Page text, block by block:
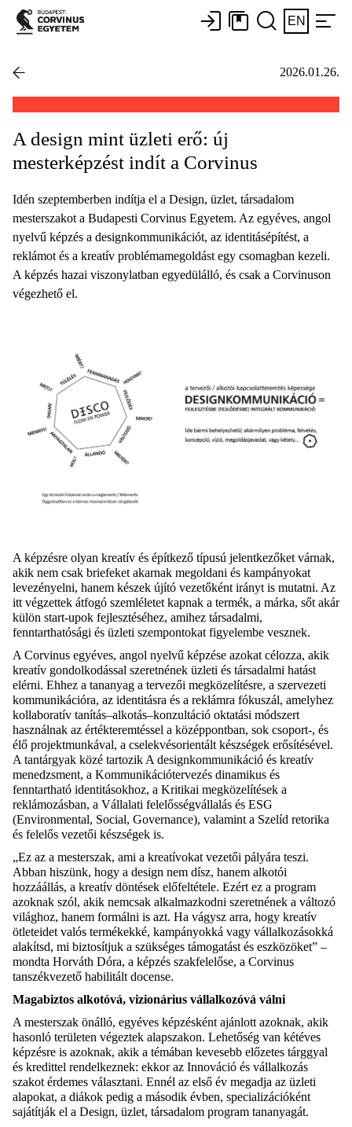
EN
2026.01.26.
A design mint üzleti erő: új
mesterképzést indít a Corvinus
Idén szeptemberben indítja el a Design, üzlet, társadalom
mesterszakot a Budapesti Corvinus Egyetem. Az egyéves, angol
nyelvű képzés a designkommunikációt, az identitásépítést, a
reklámot és a kreatív problémamegoldást egy csomagban kezeli.
A képzés hazai viszonylatban egyedülálló, és csak a Corvinuson
végezhető el.
A képzésre olyan kreatív és építkező típusú jelentkezőket várnak,
akik nem csak briefeket akarnak megoldani és kampányokat
levezényelni, hanem készek újító vezetőként irányt is mutatni. Az
itt végzettek átfogó szemléletet kapnak a termék, a márka, sőt akár
külön start-upok fejlesztéséhez, amihez társadalmi,
fenntarthatósági és üzleti szempontokat figyelembe vesznek.
A Corvinus egyéves, angol nyelvű képzése azokat célozza, akik
kreatív gondolkodással szeretnének üzleti és társadalmi hatást
elérni. Ehhez a tananyag a tervezői megközelítésre, a szervezeti
kommunikációra, az identitásra és a reklámra fókuszál, amelyhez
kollaboratív tanítás–alkotás–konzultáció oktatási módszert
használnak az értékteremtéssel a középpontban, sok csoport-, és
élő projektmunkával, a cselekvésorientált készségek erősítésével.
A tantárgyak közé tartozik A designkommunikáció és kreatív
menedzsment, a Kommunikációtervezés dinamikus és
fenntartható identitásokhoz, a Kritikai megközelítések a
reklámozásban, a Vállalati felelősségvállalás és ESG
(Environmental, Social, Governance), valamint a Szelíd retorika
és felelős vezetői készségek is.
„Ez az a mesterszak, ami a kreatívokat vezetői pályára teszi.
Abban hiszünk, hogy a design nem dísz, hanem alkotói
hozzáállás, a kreatív döntések előfeltétele. Ezért ez a program
azoknak szól, akik nemcsak alkalmazkodni szeretnének a változó
világhoz, hanem formálni is azt. Ha vágysz arra, hogy kreatív
ötleteidet valós termékekké, kampányokká vagy vállalkozásokká
alakítsd, mi biztosítjuk a szükséges támogatást és eszközöket” –
mondta Horváth Dóra, a képzés szakfelelőse, a Corvinus
tanszékvezető habilitált docense.
Magabiztos alkotóvá, vizionárius vállalkozóvá válni
A mesterszak önálló, egyéves képzésként ajánlott azoknak, akik
hasonló területen végeztek alapszakon. Lehetőség van kétéves
képzésre is azoknak, akik a témában kevesebb előzetes tárggyal
és kredittel rendelkeznek: ekkor az Innováció és vállalkozás
szakot érdemes választani. Ennél az első év megadja az üzleti
alapokat, a diákok pedig a második évben, specializációként
sajátítják el a Design, üzlet, társadalom program tananyagát.